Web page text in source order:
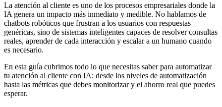
La atención al cliente es uno de los procesos empresariales donde la
IA genera un impacto más inmediato y medible. No hablamos de
chatbots robóticos que frustran a los usuarios con respuestas
genéricas, sino de sistemas inteligentes capaces de resolver consultas
reales, aprender de cada interacción y escalar a un humano cuando
es necesario.
En esta guía cubrimos todo lo que necesitas saber para automatizar
tu atención al cliente con IA: desde los niveles de automatización
hasta las métricas que debes monitorizar y el ahorro real que puedes
esperar.